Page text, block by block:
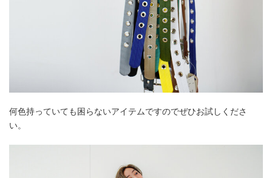
何色持っていても困らないアイテムですのでぜひお試しくださ
い。